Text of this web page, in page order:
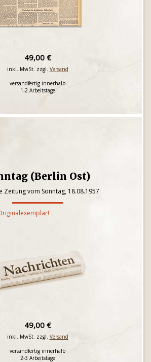
49,00 €
inkl. MwSt. zzgl. Versand
versandfertig innerhalb
1-2 Arbeitstage
(Berlin Ost)
Zeitung vom Sonntag, 18.08.1957
49,00 €
inkl. MwSt. zzgl. Versand
versandfertig innerhalb
2-3 Arbeitstage